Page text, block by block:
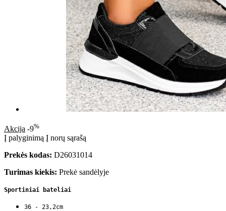
Akcija -9%
Į palyginimą Į norų sąrašą
Prekės kodas: D26031014
Turimas kiekis: Prekė sandėlyje
Sportiniai bateliai
36 - 23,2cm